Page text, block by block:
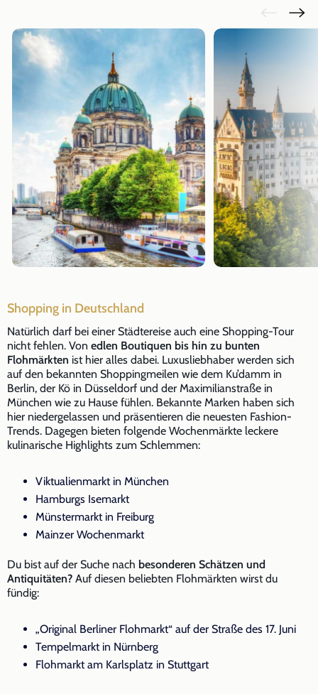
Shopping in Deutschland
Natürlich darf bei einer Städtereise auch eine Shopping-Tour
nicht fehlen. Von edlen Boutiquen bis hin zu bunten
Flohmärkten ist hier alles dabei. Luxusliebhaber werden sich
auf den bekannten Shoppingmeilen wie dem Ku’damm in
Berlin, der Kö in Düsseldorf und der Maximilianstraße in
München wie zu Hause fühlen. Bekannte Marken haben sich
hier niedergelassen und präsentieren die neuesten Fashion-
Trends. Dagegen bieten folgende Wochenmärkte leckere
kulinarische Highlights zum Schlemmen:
Viktualienmarkt in München
Hamburgs Isemarkt
Münstermarkt in Freiburg
Mainzer Wochenmarkt
Du bist auf der Suche nach besonderen Schätzen und
Antiquitäten? Auf diesen beliebten Flohmärkten wirst du
fündig:
„Original Berliner Flohmarkt“ auf der Straße des 17. Juni
Tempelmarkt in Nürnberg
Flohmarkt am Karlsplatz in Stuttgart